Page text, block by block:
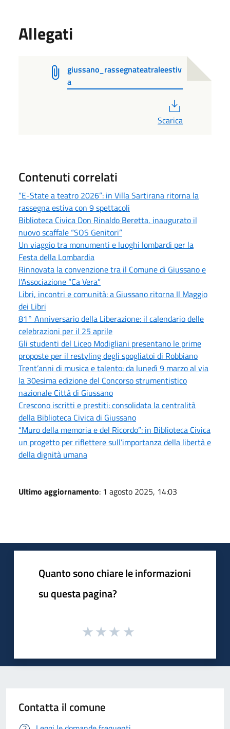
Allegati
giussano_rassegnateatraleestiv
a
Scarica
Contenuti correlati
“E-State a teatro 2026”: in Villa Sartirana ritorna la
rassegna estiva con 9 spettacoli
Biblioteca Civica Don Rinaldo Beretta, inaugurato il
nuovo scaffale “SOS Genitori”
Un viaggio tra monumenti e luoghi lombardi per la
Festa della Lombardia
Rinnovata la convenzione tra il Comune di Giussano e
l’Associazione “Ca Vera”
Libri, incontri e comunità: a Giussano ritorna Il Maggio
dei Libri
81° Anniversario della Liberazione: il calendario delle
celebrazioni per il 25 aprile
Gli studenti del Liceo Modigliani presentano le prime
proposte per il restyling degli spogliatoi di Robbiano
Trent’anni di musica e talento: da lunedì 9 marzo al via
la 30esima edizione del Concorso strumentistico
nazionale Città di Giussano
Crescono iscritti e prestiti: consolidata la centralità
della Biblioteca Civica di Giussano
“Muro della memoria e del Ricordo”: in Biblioteca Civica
un progetto per riflettere sull’importanza della libertà e
della dignità umana
Ultimo aggiornamento: 1 agosto 2025, 14:03
Quanto sono chiare le informazioni
su questa pagina?
Contatta il comune